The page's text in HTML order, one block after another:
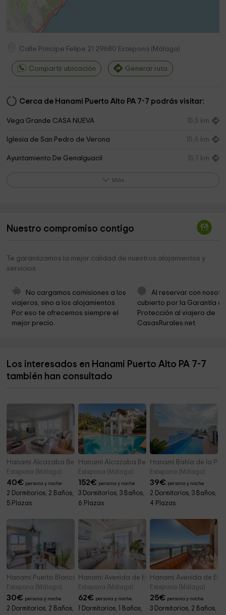
Calle Principe Felipe 21 29680 Estepona ( Málaga)
Compartir ubicación Generar ruta
Cerca de Hanami Puerto Alto PA 7-7 podrás visitar:
Vega Grande CASA NUEVA 15,5 km
Iglesia de San Pedro de Verona 15,6 km
Ayuntamiento De Genalguacil 15,7 km
Museo permanente de los Encuentros de Arte del
Genalguacil Museo Al Aire Libre 15,8 km
Iglesia Secadero
Parroquia de San Martín de Tours 16,6 km
Biblioteca 16,6 km
Ermita del Castañuelo
Iglesia Evangélica Cristo Vive San Martín del
Tesorillo
16,9 km
Oasis de Mariposas Jubrique
Más
Nuestro compromiso contigo
Te garantizamos la mejor calidad de nuestros alojamientos y
servicios
No cargamos comisiones a los
viajeros, sino a los alojamientos.
Por eso te ofrecemos siempre el
mejor precio.
Al reservar con
cubierto por la Garantía
Protección al viajero de
CasasRurales.net
Los interesados en Hanami Puerto Alto PA 7-7
también han consultado
Hanami Alcazaba Beach Front Sea View
Estepona (Málaga)
40€ persona y noche
2 Dormitorios, 2 Baños,
5 Plazas
Hanami Alcazaba Beach Penthouse
Estepona (Málaga)
152€ persona y noche
3 Dormitorios, 3 Baños,
6 Plazas
Hanami Bahía de la
Estepona (Málaga)
39€ persona y noche
2 Dormitorios, 3 Baños,
4 Plazas
Hanami Puerto Blanco PB23-3IZQ
Estepona (Málaga)
30€ persona y noche
2 Dormitorios, 2 Baños,
Hanami Avenida de España Sea Front
Estepona (Málaga)
62€ persona y noche
1 Dormitorios, 1 Baños,
Hanami Avenida de
Estepona (Málaga)
25€ persona y noche
3 Dormitorios, 2 Baños,